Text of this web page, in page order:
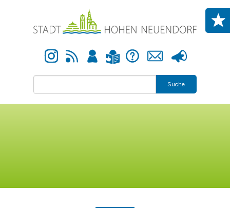
Instagram Newsfeed Anmelden Leichte Sprache Hilfe Kontakt Presse
Suche